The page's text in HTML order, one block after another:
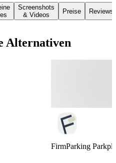
Screenshots
& Videos
Preise Reviews
Alternativen
FirmParking